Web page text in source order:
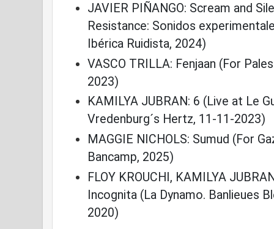
JAVIER PIÑANGO: Scream and
Resistance: Sonidos
Ibérica Ruidista, 2024)
VASCO TRILLA: Fenjaan (For
2023)
KAMILYA JUBRAN: 6 (Live at Le
Vredenburg´s Hertz, 11-11-2023)
MAGGIE NICHOLS: Sumud (For
Bancamp, 2025)
FLOY KROUCHI, KAMILYA
Incognita (La Dynamo. Banlieues
2020)